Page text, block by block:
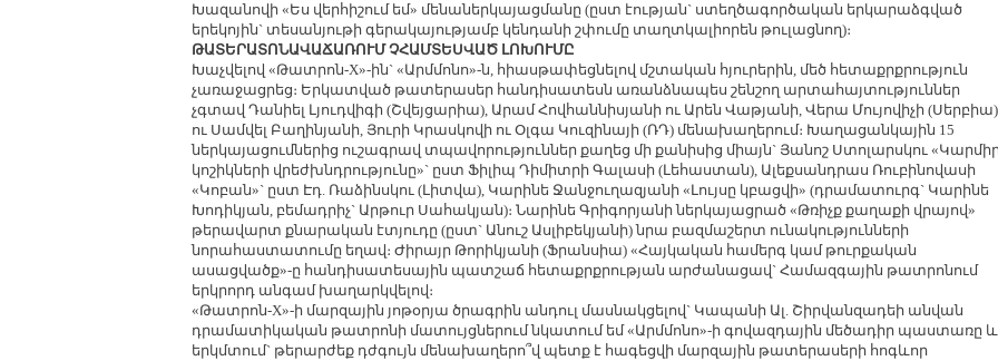
Խազանովի «Ես վերհիշում եմ» մենաներկայացմանը (ըստ էության` ստեղծագործական երկարաձգված
երեկոյին` տեսանյութի գերակայությամբ կենդանի շփումը տաղտկալիորեն թուլացնող)։
ԹԱՏԵՐԱՏՈՆԱՎԱՃԱՌՈՒՄ ՉՀԱՄՏԵՍՎԱԾ ԼՈԽՈՒՄԸ
Խաչվելով «Թատրոն-X»-ին` «Արմմոնո»-ն, հիասթափեցնելով մշտական հյուրերին, մեծ հետաքրքրություն
չառաջացրեց։ Երկատված թատերասեր հանդիսատեսն առանձնապես շենշող արտահայտություններ
չգտավ Դանիել Լյուդվիգի (Շվեյցարիա), Արամ Հովհաննիսյանի ու Արեն Վաթյանի, Վերա Մույովիչի (Սերբիա)
ու Սամվել Բաղինյանի, Յուրի Կրասկովի ու Օլգա Կուզինայի (ՌԴ) մենախաղերում։ Խաղացանկային 15
ներկայացումներից ուշագրավ տպավորություններ քաղեց մի քանիսից միայն` Յանոշ Ստոլարսկու
կոշիկների վրեժխնդրությունը»` ըստ Ֆիլիպ Դիմիտրի Գալասի (Լեհաստան), Ալեքսանդրաս Ռուբինովասի
«Կոբան»` ըստ Էդ. Ռաձինսկու (Լիտվա), Կարինե Ջանջուղազյանի «Լույսը կբացվի» (դրամատուրգ` Կարինե
Խոդիկյան, բեմադրիչ` Արթուր Սահակյան)։ Նարինե Գրիգորյանի ներկայացրած «Թռիչք քաղաքի վրայով»
թերավարտ քնարական էտյուդը (ըստ` Անուշ Ասլիբեկյանի) նրա բազմաշերտ ունակությունների
նորահաստատումը եղավ։ Ժիրայր Թորիկյանի (Ֆրանսիա) «Հայկական համերգ կամ թուրքական
ասացվածք»-ը հանդիսատեսային պատշաճ հետաքրքրության արժանացավ` Համազգային թատրոնում
երկրորդ անգամ խաղարկվելով։
«Թատրոն-X»-ի մարզային յոթօրյա ծրագրին անդուլ մասնակցելով` Կապանի Ալ. Շիրվանզադեի անվան
դրամատիկական թատրոնի մատույցներում նկատում եմ «Արմմոնո»-ի գովազդային մեծադիր պաստառը և
երկմտում` թերարժեք դժգույն մենախաղերո՞վ պետք է հագեցվի մարզային թատերասերի հոգևոր